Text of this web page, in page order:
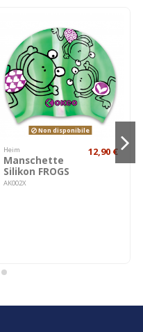
Non disponibile
Heim
Manschette
Silikon FROGS
AK002X
12,90 €